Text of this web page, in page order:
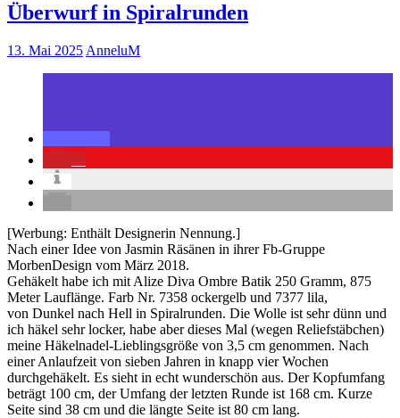
Überwurf in Spiralrunden
13. Mai 2025 AnneluM
[Werbung: Enthält Designerin Nennung.]
Nach einer Idee von Jasmin Räsänen in ihrer Fb-Gruppe
MorbenDesign vom März 2018.
Gehäkelt habe ich mit Alize Diva Ombre Batik 250 Gramm, 875
Meter Lauflänge. Farb Nr. 7358 ockergelb und 7377 lila,
von Dunkel nach Hell in Spiralrunden. Die Wolle ist sehr dünn und
ich häkel sehr locker, habe aber dieses Mal (wegen Reliefstäbchen)
meine Häkelnadel-Lieblingsgröße von 3,5 cm genommen. Nach
einer Anlaufzeit von sieben Jahren in knapp vier Wochen
durchgehäkelt. Es sieht in echt wunderschön aus. Der Kopfumfang
beträgt 100 cm, der Umfang der letzten Runde ist 168 cm. Kurze
Seite sind 38 cm und die längte Seite ist 80 cm lang.